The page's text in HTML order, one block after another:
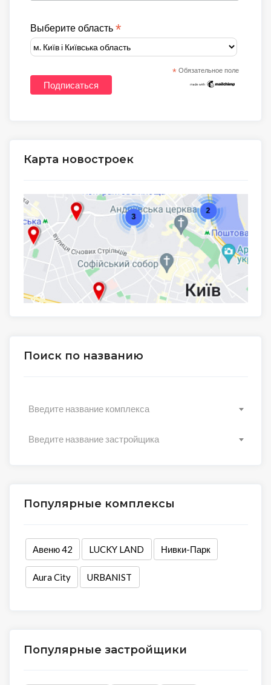
Выберите область *
* Обязательное поле
Карта новостроек
Поиск по названию
Введите название комплекса
Введите название застройщика
Популярные комплексы
Авеню 42 LUCKY LAND Нивки-Парк
Aura City URBANIST
Популярные застройщики